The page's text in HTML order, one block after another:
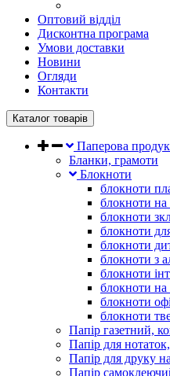
Оптовий відділ
Дисконтна програма
Умови доставки
Новини
Огляди
Контакти
Каталог товарів
Паперова
Бланки, грамоти
Блокноти
блокноти
блокноти на
блокноти
блокноти
блокноти
блокноти з
блокноти
блокноти на
блокноти
блокноти
Папір газетний,
Папір для нотаток,
Папір для друку
Папір